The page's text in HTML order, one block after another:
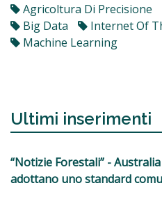
Agricoltura Di Precisione
Big Data
Internet Of
Machine Learning
Ultimi inserimenti
“Notizie Forestali” -
adottano uno standard